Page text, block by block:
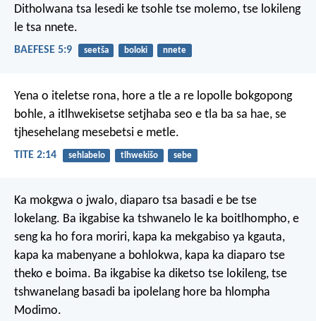
Ditholwana tsa lesedi ke tsohle tse molemo, tse lokileng
le tsa nnete.
BAEFESE 5:9 seetša boloki nnete
Yena o iteletse rona, hore a tle a re lopolle bokgopong
bohle, a itlhwekisetse setjhaba seo e tla ba sa hae, se
tjhesehelang mesebetsi e metle.
TITE 2:14 sehlabelo tlhwekišo sebe
Ka mokgwa o jwalo, diaparo tsa basadi e be tse
lokelang. Ba ikgabise ka tshwanelo le ka boitlhompho, e
seng ka ho fora moriri, kapa ka mekgabiso ya kgauta,
kapa ka mabenyane a bohlokwa, kapa ka diaparo tse
theko e boima. Ba ikgabise ka diketso tse lokileng, tse
tshwanelang basadi ba ipolelang hore ba hlompha
Modimo.